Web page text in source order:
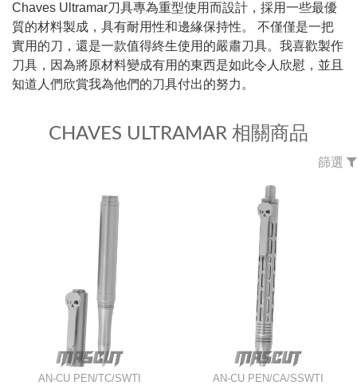
Chaves Ultramar刀具專為重型使用而設計，採用一些最優
質的材料製成，具有耐用性和邊緣保持性。 不僅僅是一把
實用的刀，還是一款值得終生使用的嚴肅刀具。我喜歡製作
刀具，因為將原材料變成有用的東西是如此令人欣慰，並且
知道人們欣賞我為他們的刀具付出的努力。
CHAVES ULTRAMAR 相關商品
篩選
AN-CU PEN/TC/SWTI AN-CU PEN/CA/SSWTI